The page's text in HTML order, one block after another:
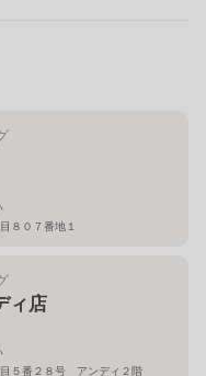
８０７番地１
ィ店
５番２８号 アンディ２階